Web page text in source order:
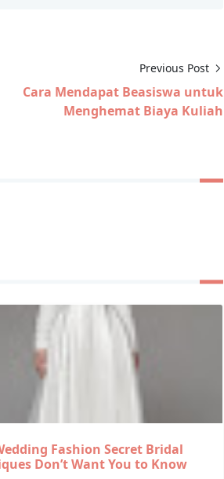
Previous Post
Cara Mendapat Beasiswa untuk
Menghemat Biaya Kuliah
Fashion Secret Bridal
Don’t Want You to Know